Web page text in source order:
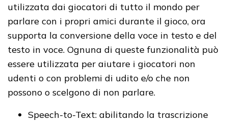
utilizzata dai giocatori di tutto il mondo per
parlare con i propri amici durante il gioco, ora
supporta la conversione della voce in testo e del
testo in voce. Ognuna di queste funzionalità può
essere utilizzata per aiutare i giocatori non
udenti o con problemi di udito e/o che non
possono o scelgono di non parlare.
Speech-to-Text: abilitando la trascrizione